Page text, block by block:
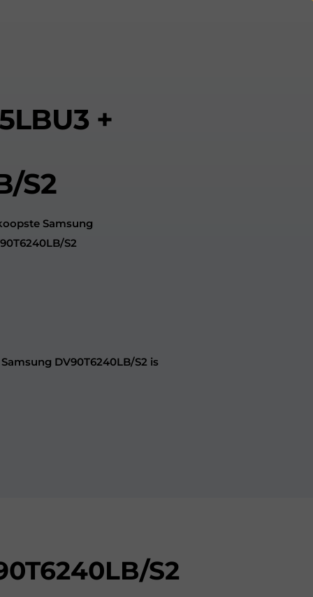
+
S2
Samsung
S2
DV90T6240LB/S2 is
S2